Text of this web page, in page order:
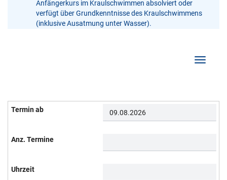
Anfängerkurs im Kraulschwimmen absolviert oder
verfügt über Grundkenntnisse des Kraulschwimmens
(inklusive Ausatmung unter Wasser).